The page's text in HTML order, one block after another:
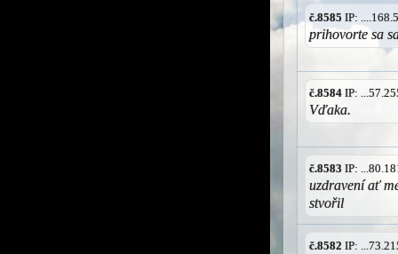
č.8585 IP:
prihovorte sa
č.8584 IP:
Vďaka.
č.8583 IP:
uzdravení ať
stvořil
č.8582 IP: